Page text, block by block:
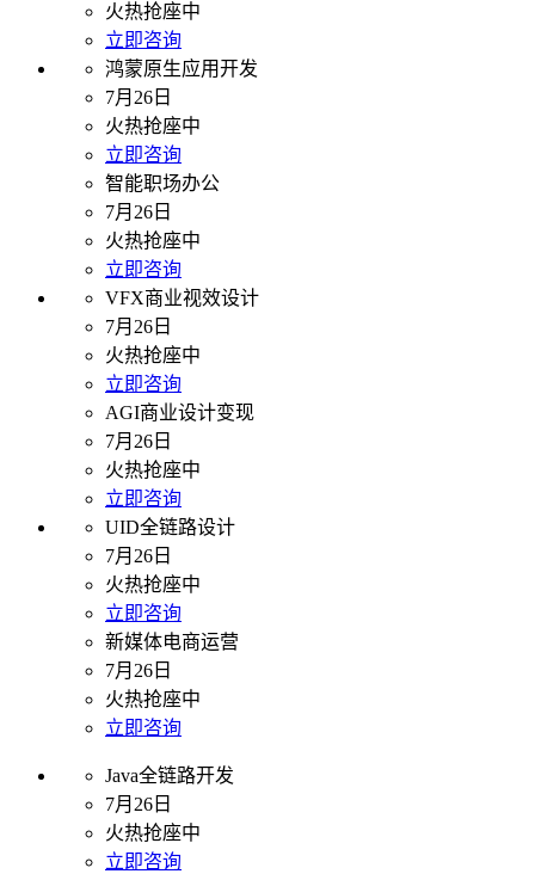
火热抢座中
立即咨询
鸿蒙原生应用开发
7月26日
火热抢座中
立即咨询
智能职场办公
7月26日
火热抢座中
立即咨询
VFX商业视效设计
7月26日
火热抢座中
立即咨询
AGI商业设计变现
7月26日
火热抢座中
立即咨询
UID全链路设计
7月26日
火热抢座中
立即咨询
新媒体电商运营
7月26日
火热抢座中
立即咨询
Java全链路开发
7月26日
火热抢座中
立即咨询